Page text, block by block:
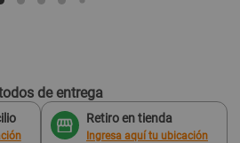
de entrega
Retiro en tienda
Ingresa aquí tu ubicación